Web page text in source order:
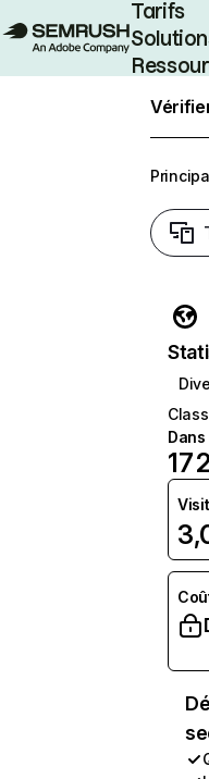
Tarifs
17